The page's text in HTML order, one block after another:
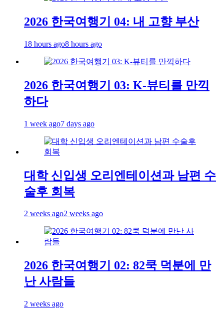
2026 한국여행기 04: 내 고향 부산
18 hours ago8 hours ago
2026 한국여행기 03: K-뷰티를 만끽
하다
1 week ago7 days ago
대학 신입생 오리엔테이션과 남편 수
술후 회복
2 weeks ago2 weeks ago
2026 한국여행기 02: 82쿡 덕분에 만
난 사람들
2 weeks ago